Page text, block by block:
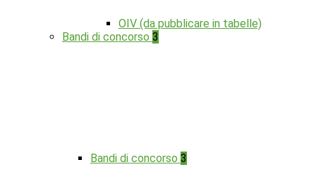
OIV (da pubblicare in tabelle)
Bandi di concorso 3
Bandi di concorso 3